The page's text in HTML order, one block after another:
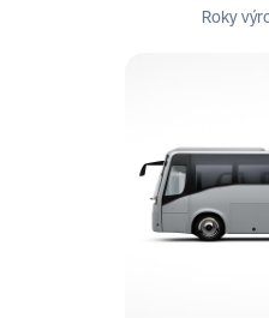
Roky